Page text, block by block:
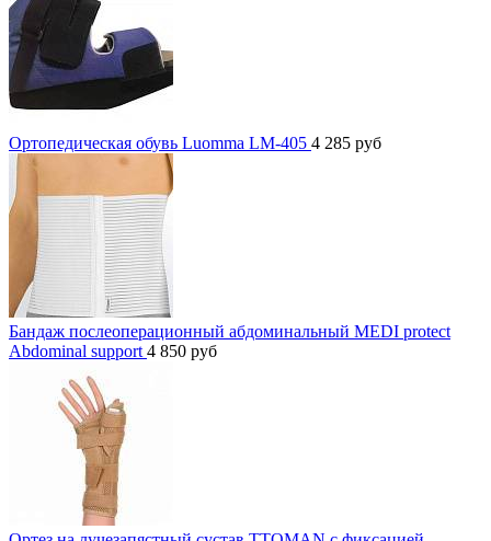
Ортопедическая обувь Luomma LM-405 4 285 руб
Бандаж послеоперационный абдоминальный MEDI protect
Abdominal support 4 850 руб